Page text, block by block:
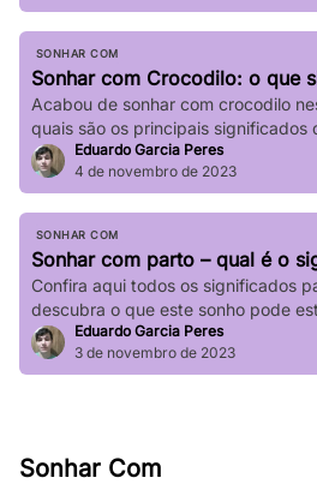
SONHAR COM
Sonhar com Crocodilo: o que
Acabou de sonhar com crocodilo
quais são os principais significados
suas principais variações!
Eduardo Garcia Peres
4 de novembro de 2023
SONHAR COM
Sonhar com parto – qual é o
Confira aqui todos os significados
descubra o que este sonho pode
sobre a sua vida.
Eduardo Garcia Peres
3 de novembro de 2023
Sonhar Com